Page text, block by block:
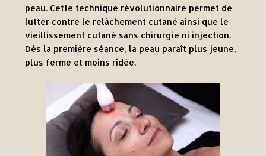
peau. Cette technique révolutionnaire permet de
lutter contre le relâchement cutané ainsi que le
vieillissement cutané sans chirurgie ni injection.
Dès la première séance, la peau paraît plus jeune,
plus ferme et moins ridée.